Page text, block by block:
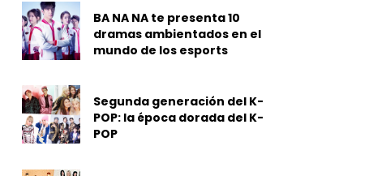
BA NA NA te presenta 10
dramas ambientados en el
mundo de los esports
Segunda generación del K-
POP: la época dorada del K-
POP